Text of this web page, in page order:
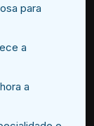
para
a
a